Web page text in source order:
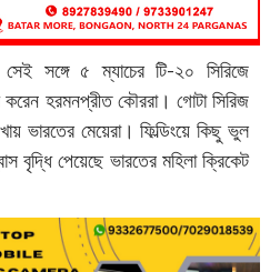
সঙ্গে ৫ ম্যাচের টি-২০ সিরিজে
করেন হরমনপ্রীত কৌররা। গোটা সিরিজ
ভারতের মেয়েরা। ফিল্ডিংয়ে কিছু ভুল
বৃদ্ধি পেয়েছে ভারতের মহিলা ক্রিকেট